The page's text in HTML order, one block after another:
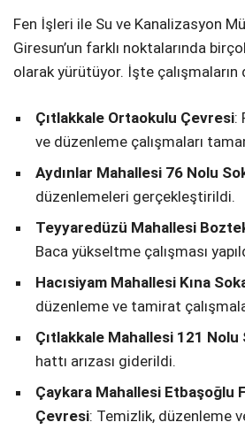
Fen İşleri ile Su ve Kanalizasyon
Giresun’un farklı noktalarında
olarak yürütüyor. İşte çalışmaların
Çıtlakkale Ortaokulu Çevresi:
ve düzenleme çalışmaları
Aydınlar Mahallesi 76 Nolu
düzenlemeleri gerçekleştirildi.
Teyyaredüzü Mahallesi
Baca yükseltme çalışması
Hacısiyam Mahallesi Kına
düzenleme ve tamirat
Çıtlakkale Mahallesi 121 Nolu
hattı arızası giderildi.
Çaykara Mahallesi Etbaşoğlu
Çevresi: Temizlik, düzenleme